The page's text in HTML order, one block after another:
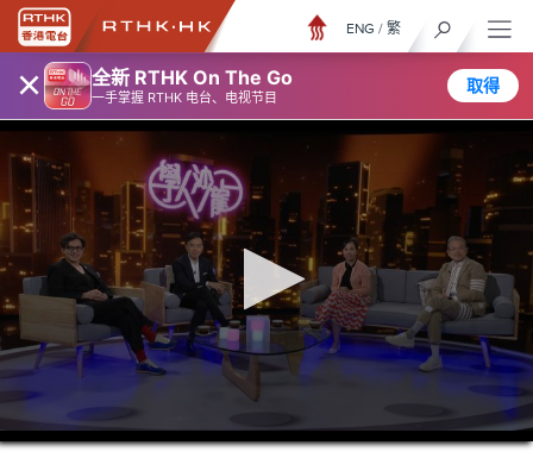
× 全新 RTHK On The Go
一手掌握 RTHK 电台、电视节目
取得
ENG / 繁
0
seconds